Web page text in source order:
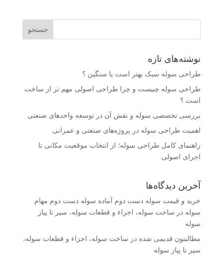
نوشته‌های تازه
طراحی سوله سبک بهتر است یا سنگین ؟
طراحی سوله چبیست و چرا طراحی اصولی مهم تر از ساخت
است ؟
بررسی تخصصی سوله و نقش آن در توسعه واحدهای صنعتی
اهمیت طراحی سوله در پروژه‌های صنعتی و عمرانی
راهنمای کامل طراحی سوله؛ از انتخاب موقعیت مکانی تا
اجرای اصولی
آخرین دیدگاه‌ها
خرید و قیمت سوله دست دوم آماده سوله دست دوم مهام
سوله در ساخت سوله، اجزاء و قطعات سوله، سیر تا پیاز
سوله
مطالبتون قدیمی شده در ساخت سوله، اجزاء و قطعات سوله،
سیر تا پیاز سوله